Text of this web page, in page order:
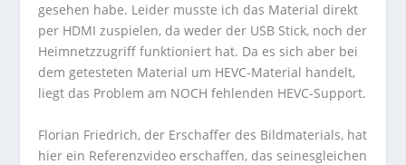
gesehen habe. Leider musste ich das Material direkt
per HDMI zuspielen, da weder der USB Stick, noch der
Heimnetzzugriff funktioniert hat. Da es sich aber bei
dem getesteten Material um HEVC-Material handelt,
liegt das Problem am NOCH fehlenden HEVC-Support.
Florian Friedrich, der Erschaffer des Bildmaterials, hat
hier ein Referenzvideo erschaffen, das seinesgleichen